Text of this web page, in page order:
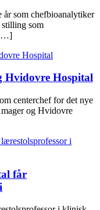
år som chefbioanalytiker
som
Hvidovre Hospital
centerchef for det nye
og Hvidovre
får